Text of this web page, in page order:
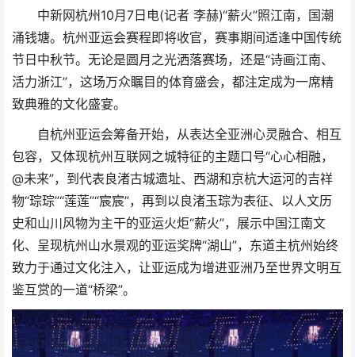
中新网杭州10月7日电(记者 李赫)“薪火”照江南，国潮
涌钱塘。杭州亚运会赛程即将收官，赛事期间适逢中国传统
节日中秋节。无论是圆月之光洒落赛场，还是“诗画江南、
活力浙江”，这场万众瞩目的体育盛会，都注定成为一席精
致典雅的文化盛宴。
自杭州亚运会筹备开始，从表达全亚洲心灵融合、相互
包容，又体现杭州互联网之城特征的主题口号“心心相融，
@未来”，到代表良渚古城遗址、西湖和京杭大运河的吉祥
物“琮琮”“莲莲”“宸宸”，再到以良渚玉琮为表征、以人文历
史和山川风物为主干的亚运火炬“薪火”，展示中国江南文
化、呈现杭州山水景观的亚运奖牌“湖山”，东道主杭州始终
致力于通过文化注入，让亚运成为增进亚洲乃至世界文明互
鉴互赏的一道“桥梁”。